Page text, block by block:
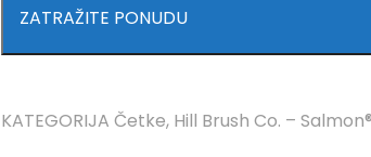
ZATRAŽITE PONUDU
KATEGORIJA Četke, Hill Brush Co. –